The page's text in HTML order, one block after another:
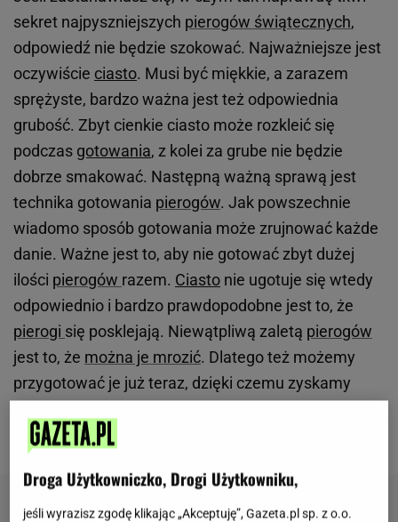
sekret najpyszniejszych pierogów świątecznych,
odpowiedź nie będzie szokować. Najważniejsze jest
oczywiście ciasto. Musi być miękkie, a zarazem
sprężyste, bardzo ważna jest też odpowiednia
grubość. Zbyt cienkie ciasto może rozkleić się
podczas gotowania, z kolei za grube nie będzie
dobrze smakować. Następną ważną sprawą jest
technika gotowania pierogów. Jak powszechnie
wiadomo sposób gotowania może zrujnować każde
danie. Ważne jest to, aby nie gotować zbyt dużej
ilości pierogów razem. Ciasto nie ugotuje się wtedy
odpowiednio i bardzo prawdopodobne jest to, że
pierogi się posklejają. Niewątpliwą zaletą pierogów
jest to, że można je mrozić. Dlatego też możemy
przygotować je już teraz, dzięki czemu zyskamy
przygotowania.
Droga Użytkowniczko, Drogi Użytkowniku,
jeśli wyrazisz zgodę klikając „Akceptuję”, Gazeta.pl sp. z o.o.